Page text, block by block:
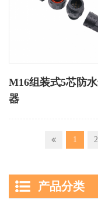
M16组装式5芯防
器
1 2
产品分类